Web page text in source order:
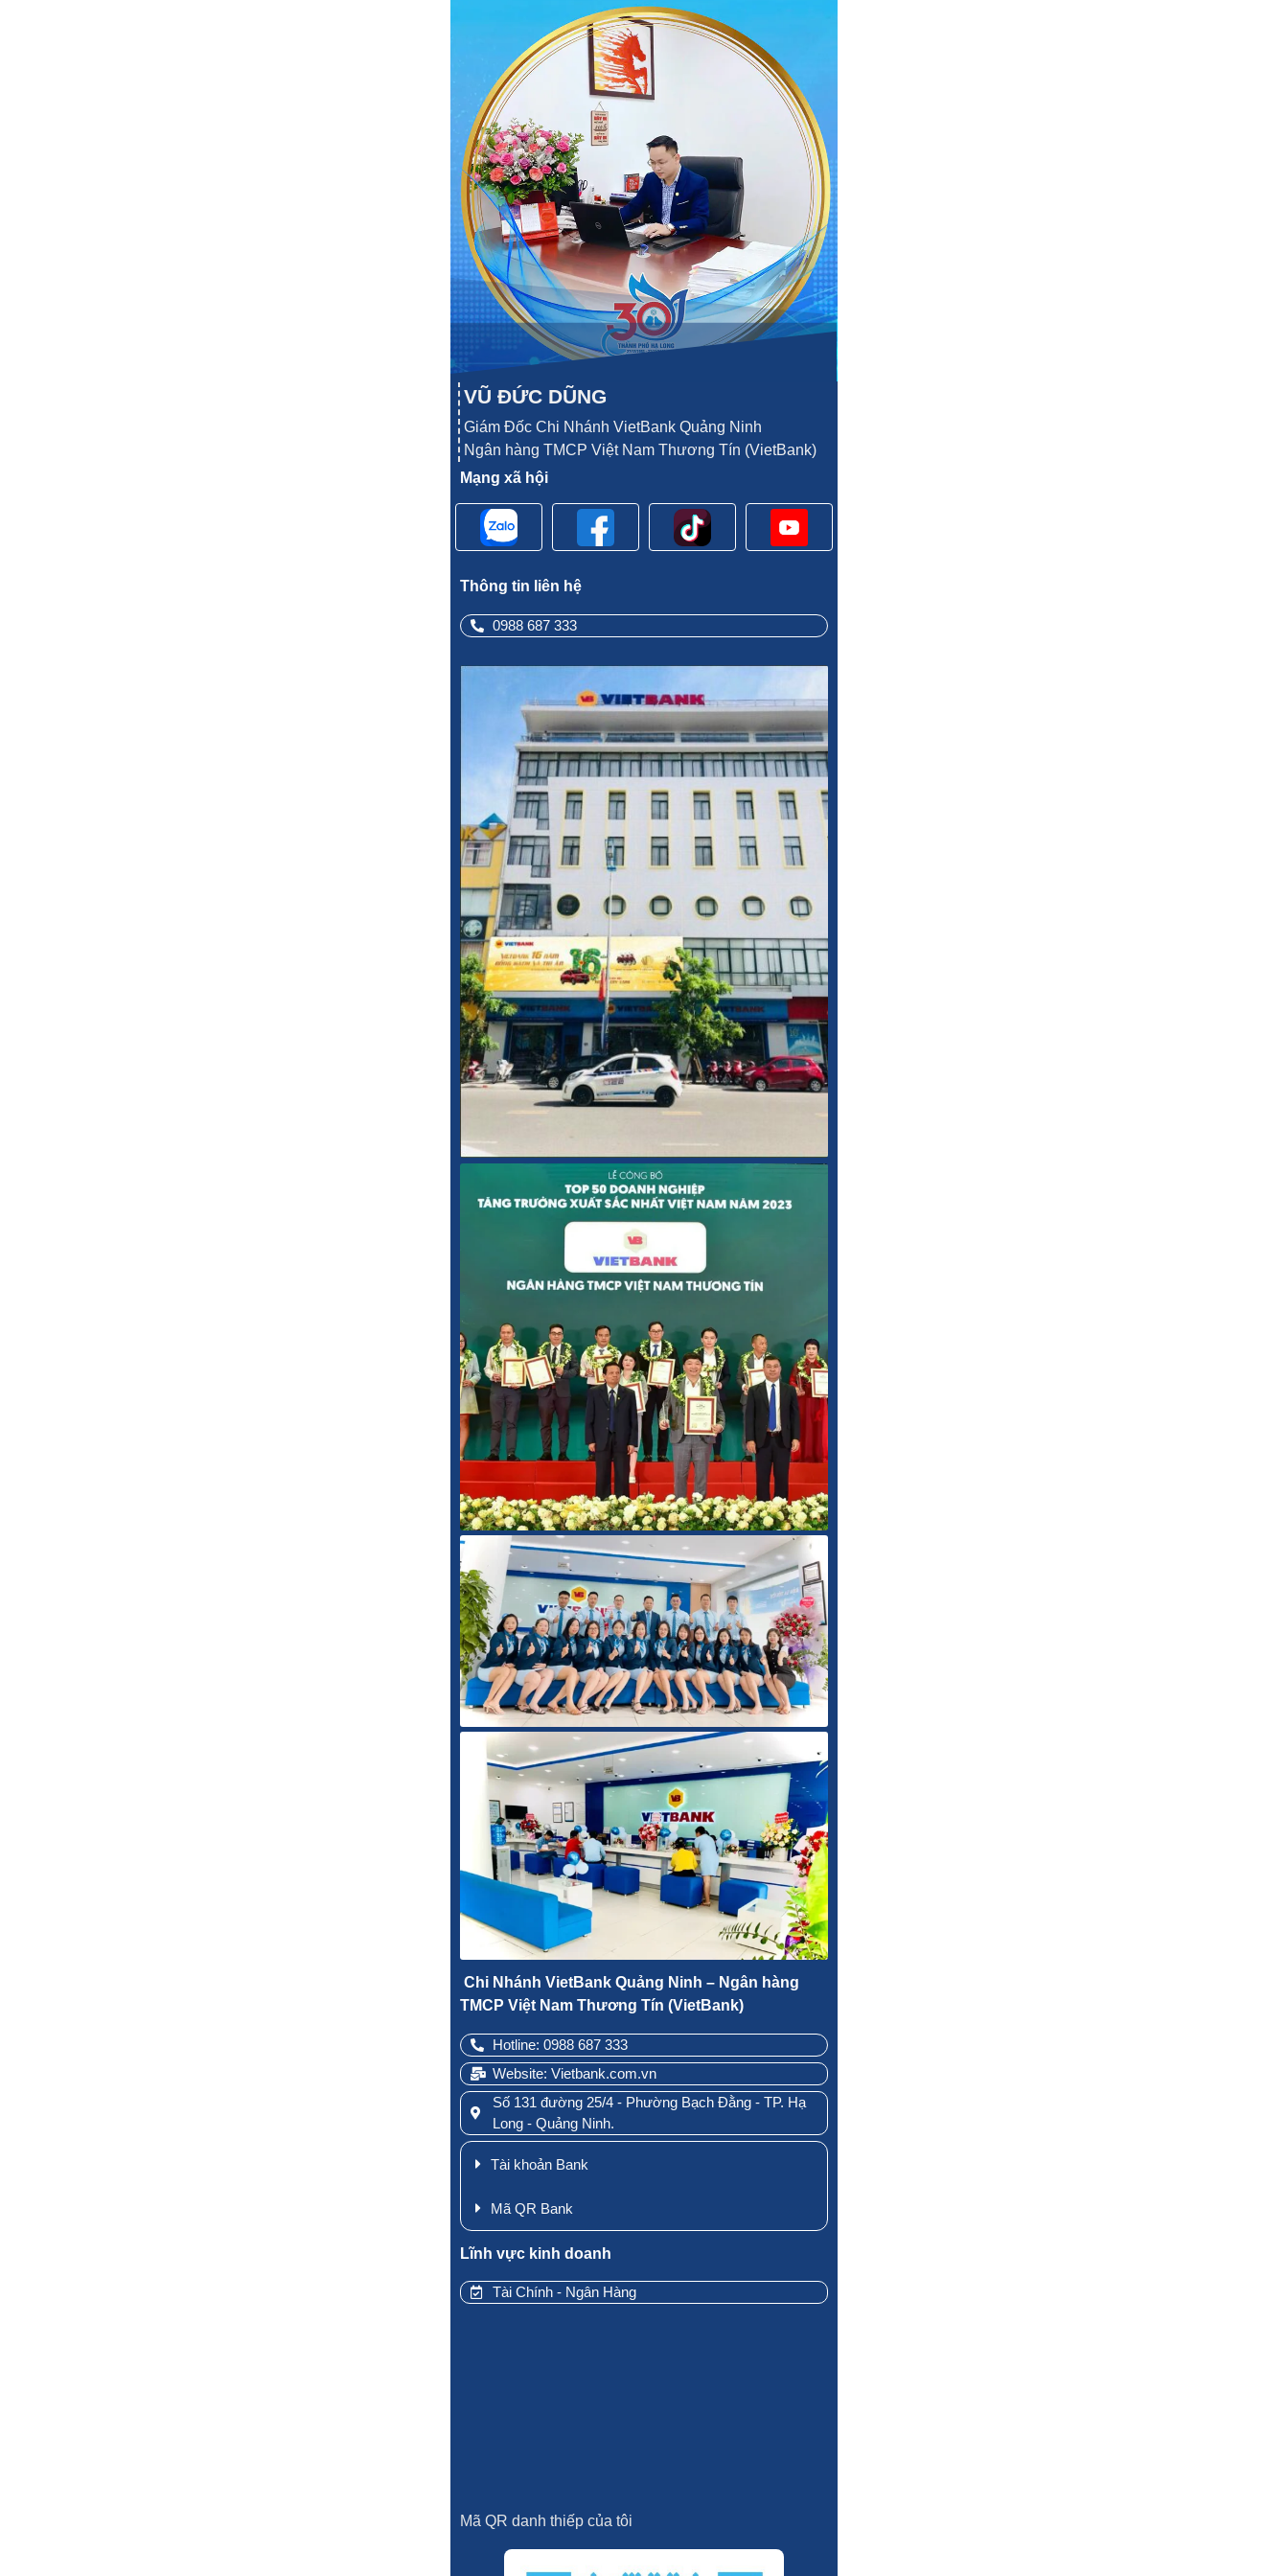
VŨ ĐỨC DŨNG
Giám Đốc Chi Nhánh VietBank Quảng Ninh
Ngân hàng TMCP Việt Nam Thương Tín (VietBank)
Mạng xã hội
Thông tin liên hệ
0988 687 333
Chi Nhánh VietBank Quảng Ninh – Ngân hàng
TMCP Việt Nam Thương Tín (VietBank)
Hotline: 0988 687 333
Website: Vietbank.com.vn
Số 131 đường 25/4 - Phường Bạch Đằng - TP. Hạ
Long - Quảng Ninh.
Tài khoản Bank
Mã QR Bank
Lĩnh vực kinh doanh
Tài Chính - Ngân Hàng
Mã QR danh thiếp của tôi